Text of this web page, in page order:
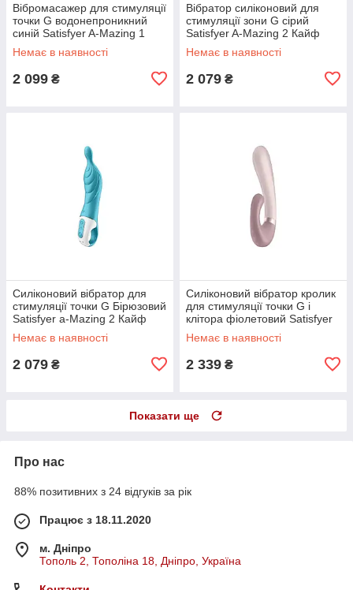
Вібромасажер для стимуляції
точки G водонепроникний
синій Satisfyer A-Mazing 1
Кайф
Немає в наявності
2 099 ₴
Вібратор силіконовий для
стимуляції зони G сірий
Satisfyer A-Mazing 2 Кайф
Немає в наявності
2 079 ₴
Силіконовий вібратор для
стимуляції точки G Бірюзовий
Satisfyer a-Mazing 2 Кайф
Немає в наявності
2 079 ₴
Силіконовий вібратор кролик
для стимуляції точки G і
клітора фіолетовий Satisfyer
Heat Wave Кайф
Немає в наявності
2 339 ₴
Показати ще
Про нас
88% позитивних з 24 відгуків за рік
Працює з 18.11.2020
м. Дніпро
Тополь 2, Тополіна 18, Дніпро, Україна